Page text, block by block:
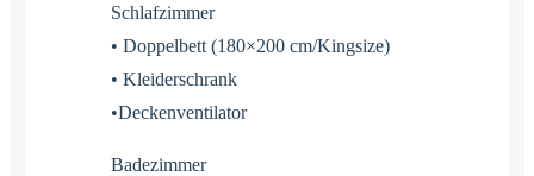
Schlafzimmer
• Doppelbett (180×200 cm/Kingsize)
• Kleiderschrank
•Deckenventilator
Badezimmer